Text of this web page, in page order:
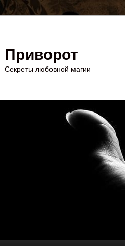
Приворот
Секреты любовной магии